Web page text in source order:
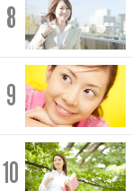
8
9
10